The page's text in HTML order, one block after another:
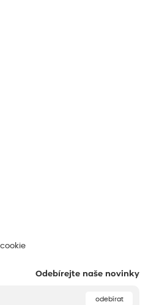
Odebírejte naše novinky
odebírat